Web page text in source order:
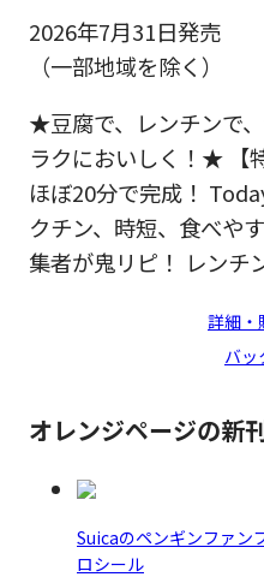
2026年7月31日発売
（一部地域を除く）
★豆腐で、レンチンで
ラクにおいしく！★ 【
ほぼ20分で完成！
クチン、時短、食べや
集者が鬼リピ！ レンチ
詳細・
バッ
オレンジページの新
Suicaのペンギンファン
ロシール